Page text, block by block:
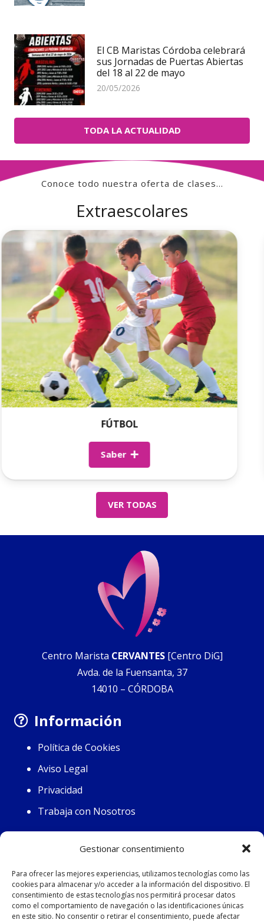
Gestionar consentimiento
Para ofrecer las mejores experiencias, utilizamos tecnologías como las
cookies para almacenar y/o acceder a la información del dispositivo. El
consentimiento de estas tecnologías nos permitirá procesar datos
como el comportamiento de navegación o las identificaciones únicas
en este sitio. No consentir o retirar el consentimiento, puede afectar
El CB Maristas Córdoba celebrará
sus Jornadas de Puertas Abiertas
del 18 al 22 de mayo
20/05/2026
TODA LA ACTUALIDAD
Conoce todo nuestra oferta de clases…
Extraescolares
VER TODAS
Centro Marista CERVANTES[Centro DiG]
Avda. de la Fuensanta, 37
14010 – CÓRDOBA
Información
Política de Cookies
Aviso Legal
Privacidad
Trabaja con Nosotros
Contacto
Horario:
Lunes (7.45-14.30 / 16.15-19.30)
Martes-Viernes (7.45-15.15)